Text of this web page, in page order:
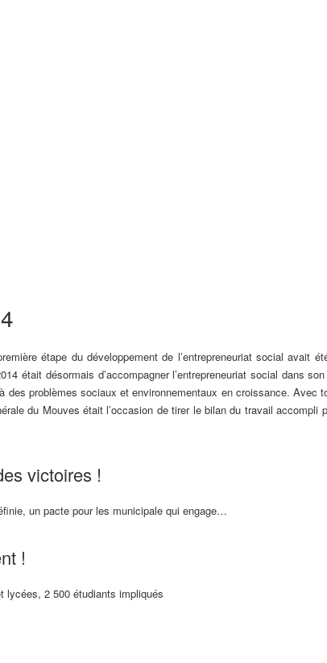
étape du développement de l’entrepreneuriat social avait
était désormais d’accompagner l’entrepreneuriat social dans
des problèmes sociaux et environnementaux en croissance. Avec
du Mouves était l’occasion de tirer le bilan du travail
victoires !
un pacte pour les municipale qui engage…
!
lycées, 2 500 étudiants impliqués